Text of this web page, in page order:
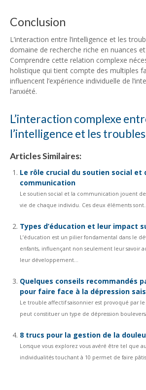
Conclusion
L’interaction entre l’intelligence et les
domaine de recherche riche en nuances
Comprendre cette relation complexe
holistique qui tient compte des multiples
influencent l’expérience individuelle de
l’anxiété.
L’interaction complexe
l’intelligence et les
Articles Similaires:
Le rôle crucial du soutien social et
communication
Le soutien social et la communication jouent
vie de chaque individu. Ces deux éléments
Types d’éducation et leur impact
L’éducation est un pilier fondamental dans le
enfants, influençant non seulement leur savoir
leur développement...
Quelques conseils recommandés
pour faire face à la dépression
Le trouble affectif saisonnier est provoqué par le
peut constituer un type de dépression
8 trucs pour la gestion de la
Lorsque vous explorez vous avéré être tel que
individualités touchant à 10 permet de faire